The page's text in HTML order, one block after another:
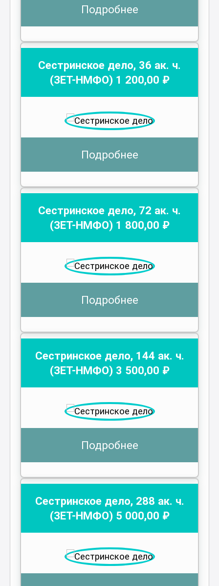
Подробнее
Сестринское дело, 36 ак. ч.
(ЗЕТ-НМФО) 1 200,00 ₽
Подробнее
Сестринское дело, 72 ак. ч.
(ЗЕТ-НМФО) 1 800,00 ₽
Подробнее
Сестринское дело, 144 ак. ч.
(ЗЕТ-НМФО) 3 500,00 ₽
Подробнее
Сестринское дело, 288 ак. ч.
(ЗЕТ-НМФО) 5 000,00 ₽